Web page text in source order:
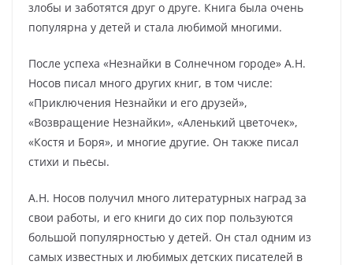
злобы и заботятся друг о друге. Книга была очень
популярна у детей и стала любимой многими.
После успеха «Незнайки в Солнечном городе» А.Н.
Носов писал много других книг, в том числе:
«Приключения Незнайки и его друзей»,
«Возвращение Незнайки», «Аленький цветочек»,
«Костя и Боря», и многие другие. Он также писал
стихи и пьесы.
А.Н. Носов получил много литературных наград за
свои работы, и его книги до сих пор пользуются
большой популярностью у детей. Он стал одним из
самых известных и любимых детских писателей в